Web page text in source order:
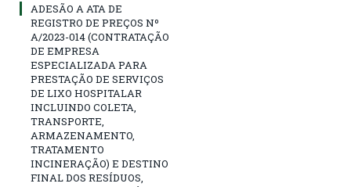
ADESÃO A ATA DE
REGISTRO DE PREÇOS Nº
A/2023-014 (CONTRATAÇÃO
DE EMPRESA
ESPECIALIZADA PARA
PRESTAÇÃO DE SERVIÇOS
DE LIXO HOSPITALAR
INCLUINDO COLETA,
TRANSPORTE,
ARMAZENAMENTO,
TRATAMENTO
INCINERAÇÃO) E DESTINO
FINAL DOS RESÍDUOS,